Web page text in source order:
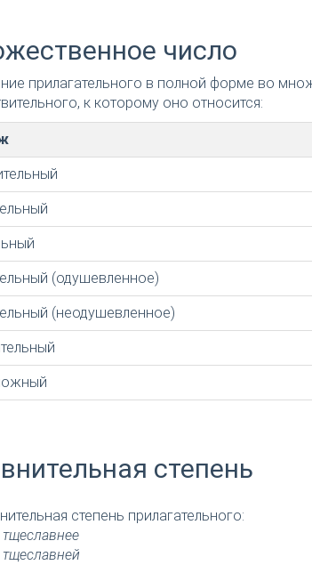
число
прилагательного в полной форме во
к которому оно относится:
(одушевленное)
(неодушевленное)
степень
степень прилагательного:
тщеславнее
тщеславней